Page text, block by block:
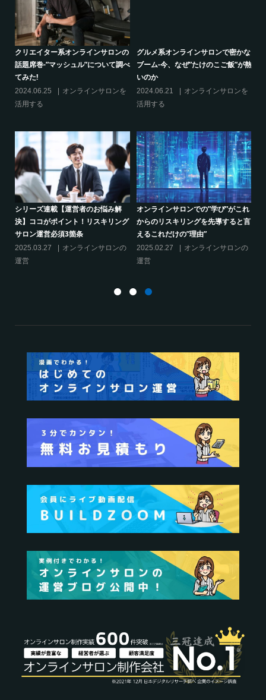
クリエイター系オンラインサロンの
話題席巻-”マッシュル”について調べ
てみた!
2024.06.25
オンラインサロンを
活用する
グルメ系オンラインサロンで密かな
ブーム-今、なぜ”たけのこご飯”が熱
いのか
2024.06.21
オンラインサロンを
活用する
シリーズ連載【運営者のお悩み解
決】ココがポイント！リスキリング
サロン運営必須3箇条
2025.03.27
オンラインサロンの
運営
オンラインサロンでの”学び”がこれ
からのリスキリングを先導すると言
えるこれだけの”理由”
2025.02.27
オンラインサロンの
運営